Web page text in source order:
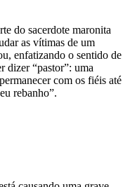
do sacerdote maronita
as vítimas de um
enfatizando o sentido de
dizer “pastor”: uma
com os fiéis até
rebanho”.